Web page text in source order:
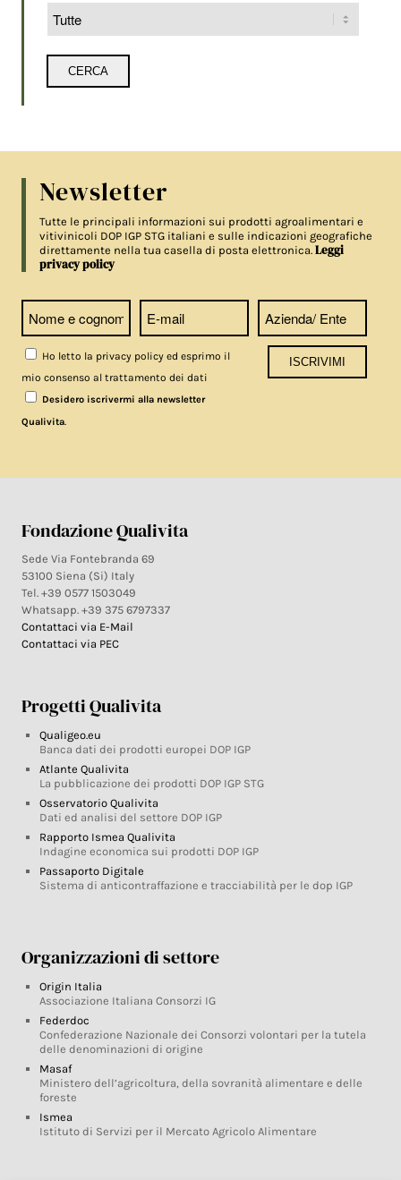
Newsletter
Tutte le principali informazioni sui prodotti agroalimentari e
vitivinicoli DOP IGP STG italiani e sulle indicazioni geografiche
direttamente nella tua casella di posta elettronica.Leggi
privacy policy
Ho letto la privacy policy ed esprimo il
mio consenso al trattamento dei dati
Desidero iscrivermi alla newsletter
Qualivita.
Fondazione Qualivita
Sede Via Fontebranda 69
53100 Siena (Si) Italy
Tel. +39 0577 1503049
Whatsapp. +39 375 6797337
Contattaci via E-Mail
Contattaci via PEC
Progetti Qualivita
Qualigeo.eu
Banca dati dei prodotti europei DOP IGP
Atlante Qualivita
La pubblicazione dei prodotti DOP IGP STG
Osservatorio Qualivita
Dati ed analisi del settore DOP IGP
Rapporto Ismea Qualivita
Indagine economica sui prodotti DOP IGP
Passaporto Digitale
Sistema di anticontraffazione e tracciabilità per le dop IGP
Organizzazioni di settore
Origin Italia
Associazione Italiana Consorzi IG
Federdoc
Confederazione Nazionale dei Consorzi volontari per la tutela
delle denominazioni di origine
Masaf
Ministero dell’agricoltura, della sovranità alimentare e delle
foreste
Ismea
Istituto di Servizi per il Mercato Agricolo Alimentare